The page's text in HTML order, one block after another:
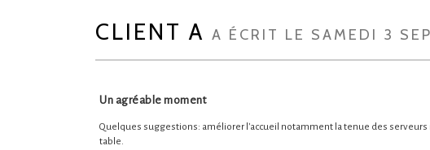
CLIENT A A ÉCRIT LE SAMEDI 3
Un agréable moment
Quelques suggestions: améliorer l'accueil notamment la tenue des
table.